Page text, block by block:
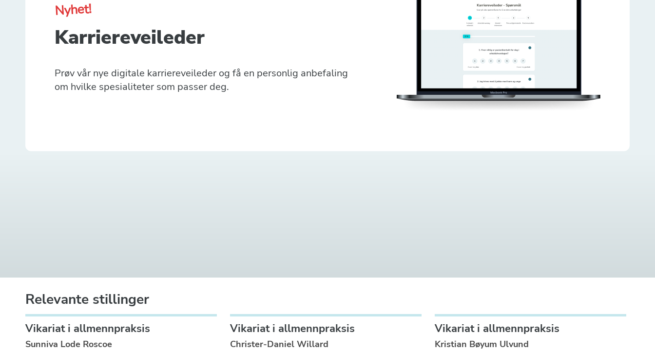
Nyhet!
Karriereveileder
Prøv vår nye digitale karriereveileder og få en personlig anbefaling
om hvilke spesialiteter som passer deg.
Relevante stillinger
Vikariat i allmennpraksis
Sunniva Lode Roscoe
Vikariat i allmennpraksis
Christer-Daniel Willard
Vikariat i allmennpraksis
Kristian Bøyum Ulvund